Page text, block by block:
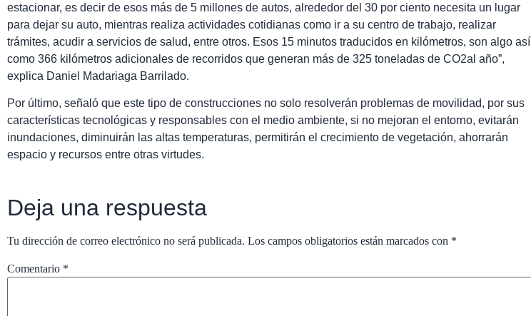
estacionar, es decir de esos más de 5 millones de autos, alrededor del 30 por ciento necesita un lugar
para dejar su auto, mientras realiza actividades cotidianas como ir a su centro de trabajo, realizar
trámites, acudir a servicios de salud, entre otros. Esos 15 minutos traducidos en kilómetros, son algo así
como 366 kilómetros adicionales de recorridos que generan más de 325 toneladas de CO2al año”,
explica Daniel Madariaga Barrilado.
Por último, señaló que este tipo de construcciones no solo resolverán problemas de movilidad, por sus
características tecnológicas y responsables con el medio ambiente, si no mejoran el entorno, evitarán
inundaciones, diminuirán las altas temperaturas, permitirán el crecimiento de vegetación, ahorrarán
espacio y recursos entre otras virtudes.
Deja una respuesta
Tu dirección de correo electrónico no será publicada. Los campos obligatorios están marcados con *
Comentario *